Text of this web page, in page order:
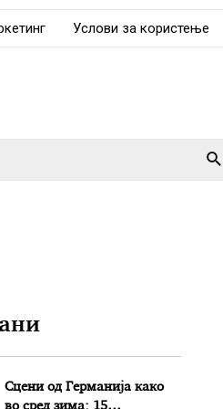
Услови за користење
Сцени од Германија како
во сред зима: 15